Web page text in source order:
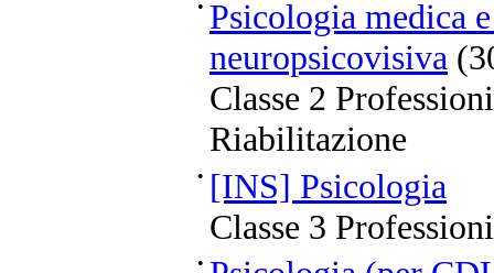
• Psicologia medica
neuropsicovisiva
Classe 2
Riabilitazione
• [INS] Psicologia
Classe 3
•